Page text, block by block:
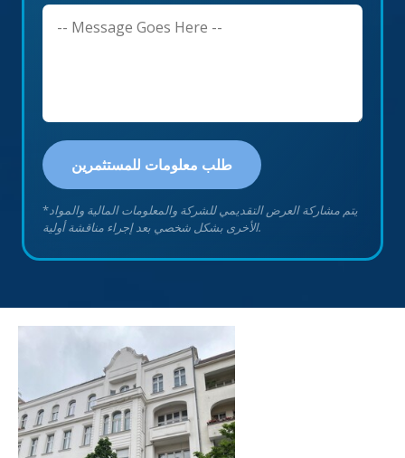
طلب معلومات للمستثمرين
*يتم مشاركة العرض التقديمي للشركة والمعلومات المالية والمواد
الأخرى بشكل شخصي بعد إجراء مناقشة أولية.